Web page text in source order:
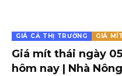
GIÁ CẢ THỊ TRƯỜNG GIÁ
Giá mít thái ngày
hôm nay | Nhà